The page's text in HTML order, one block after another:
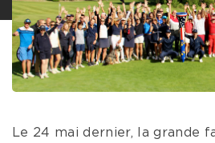
Le 24 mai dernier, la grande